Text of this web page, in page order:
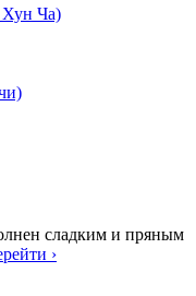
сладким и пряным
›